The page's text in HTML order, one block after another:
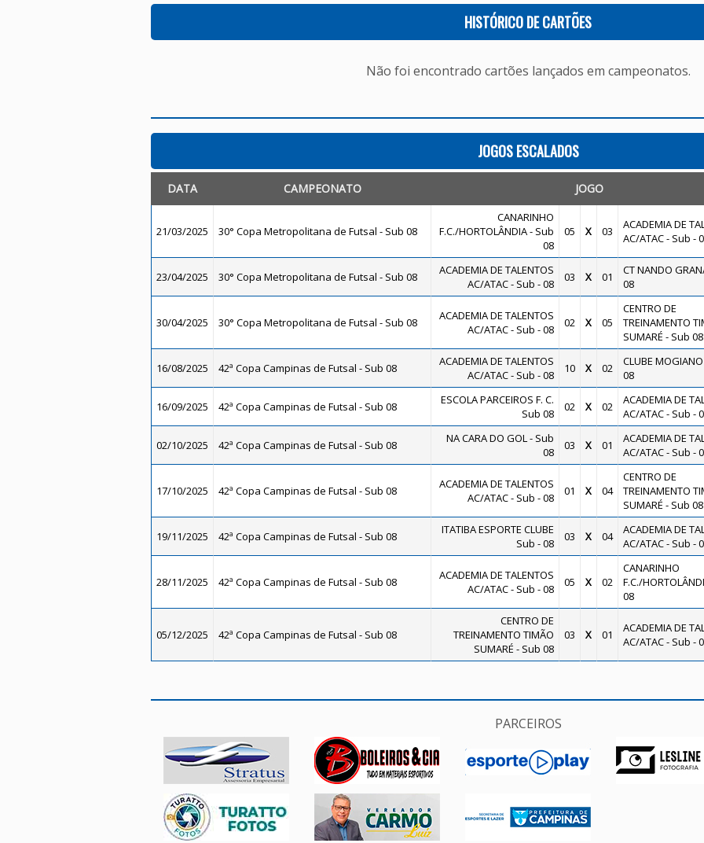
HISTÓRICO DE CARTÕES
Não foi encontrado cartões lançados em campeonatos.
JOGOS ESCALADOS
DATA CAMPEONATO JOGO
21/03/2025 30° Copa Metropolitana de Futsal - Sub 08
CANARINHO
F.C./HORTOLÂNDIA - Sub
08
05 X 03
ACADEMIA DE
AC/ATAC - Sub -
23/04/2025 30° Copa Metropolitana de Futsal - Sub 08
ACADEMIA DE TALENTOS
AC/ATAC - Sub - 08
03 X 01
CT NANDO
08
30/04/2025 30° Copa Metropolitana de Futsal - Sub 08
ACADEMIA DE TALENTOS
AC/ATAC - Sub - 08
02 X 05
CENTRO DE
TREINAMENTO
SUMARÉ - Sub 08
16/08/2025 42ª Copa Campinas de Futsal - Sub 08
ACADEMIA DE TALENTOS
AC/ATAC - Sub - 08
10 X 02
CLUBE
08
16/09/2025 42ª Copa Campinas de Futsal - Sub 08
ESCOLA PARCEIROS F. C.
Sub 08
02 X 02
ACADEMIA DE
AC/ATAC - Sub -
02/10/2025 42ª Copa Campinas de Futsal - Sub 08
NA CARA DO GOL - Sub
08
03 X 01
ACADEMIA DE
AC/ATAC - Sub -
17/10/2025 42ª Copa Campinas de Futsal - Sub 08
ACADEMIA DE TALENTOS
AC/ATAC - Sub - 08
01 X 04
CENTRO DE
TREINAMENTO
SUMARÉ - Sub 08
19/11/2025 42ª Copa Campinas de Futsal - Sub 08
ITATIBA ESPORTE CLUBE
Sub - 08
03 X 04
ACADEMIA DE
AC/ATAC - Sub -
28/11/2025 42ª Copa Campinas de Futsal - Sub 08
ACADEMIA DE TALENTOS
AC/ATAC - Sub - 08
05 X 02
CANARINHO
F.C./
08
05/12/2025 42ª Copa Campinas de Futsal - Sub 08
CENTRO DE
TREINAMENTO TIMÃO
SUMARÉ - Sub 08
03 X 01
ACADEMIA DE
AC/ATAC - Sub -
PARCEIROS